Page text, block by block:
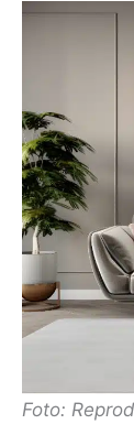
Foto: